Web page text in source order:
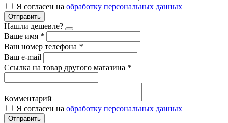
Я согласен на обработку персональных данных
Отправить
Нашли дешевле?
Ваше имя *
Ваш номер телефона *
Ваш e-mail
Ссылка на товар другого магазина *
Комментарий
Я согласен на обработку персональных данных
Отправить